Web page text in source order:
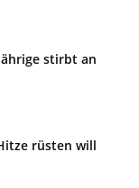
stirbt an
rüsten will